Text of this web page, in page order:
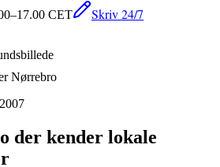
CET Skriv 24/7
Nørrebro
der kender lokale